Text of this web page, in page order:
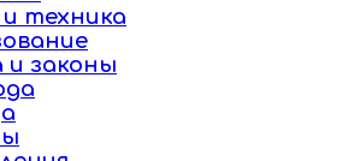
и техника
и законы